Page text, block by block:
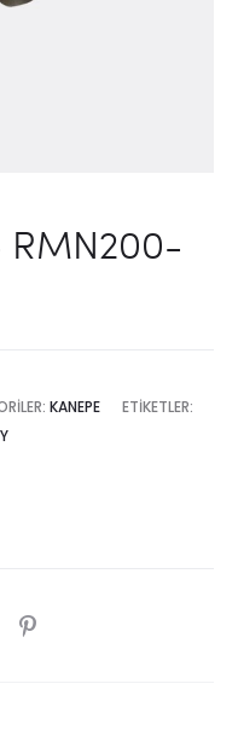
RMN200-
KANEPE
ETIKETLER: